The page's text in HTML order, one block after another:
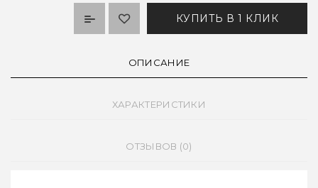
КУПИТЬ В 1 КЛИК
ОПИСАНИЕ
ХАРАКТЕРИСТИКИ
ОТЗЫВОВ (0)